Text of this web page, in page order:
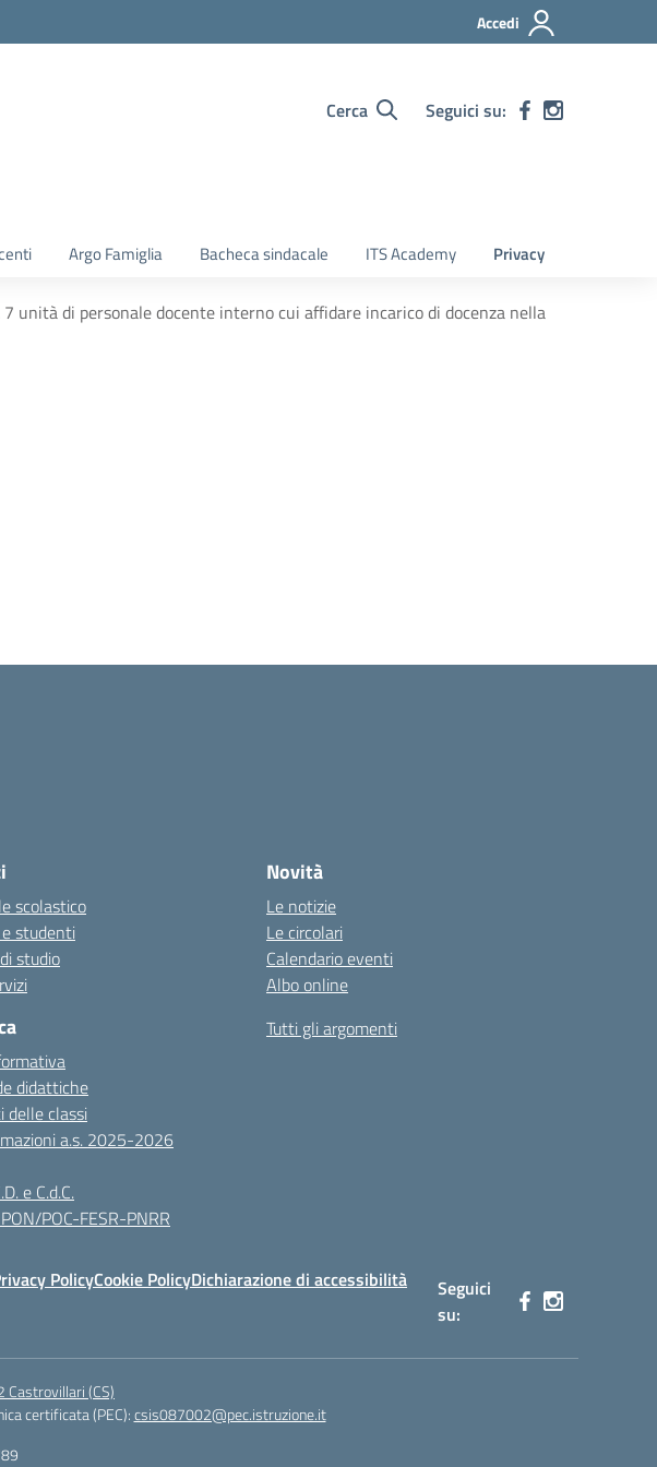
Accedi
Cerca Seguici su:
Argo Famiglia Bacheca sindacale ITS Academy Privacy
unità di personale docente interno cui affidare incarico di docenza nella
scolastico
studenti
studio
didattiche
delle classi
a.s. 2025-2026
e C.d.C.
POC-FESR-PNRR
Novità
Le notizie
Le circolari
Calendario eventi
Albo online
Tutti gli argomenti
PolicyCookie PolicyDichiarazione di accessibilità
Seguici
su:
Castrovillari (CS)
certificata (PEC):csis087002@pec.istruzione.it